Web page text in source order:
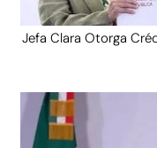
Jefa Clara Otorga